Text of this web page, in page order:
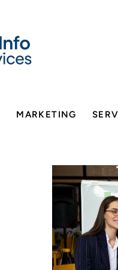
MARKETING